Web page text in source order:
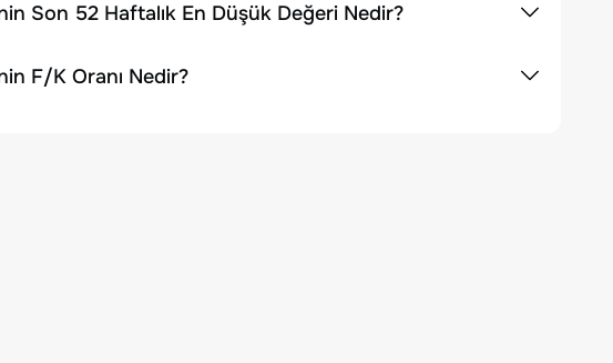
Son 52 Haftalık En Düşük Değeri Nedir?
F/K Oranı Nedir?